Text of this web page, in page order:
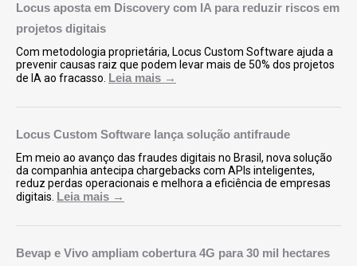
Locus aposta em Discovery com IA para reduzir riscos em
projetos digitais
Com metodologia proprietária, Locus Custom Software ajuda a
prevenir causas raiz que podem levar mais de 50% dos projetos
de IA ao fracasso. Leia mais →
Locus Custom Software lança solução antifraude
Em meio ao avanço das fraudes digitais no Brasil, nova solução
da companhia antecipa chargebacks com APIs inteligentes,
reduz perdas operacionais e melhora a eficiência de empresas
digitais. Leia mais →
Bevap e Vivo ampliam cobertura 4G para 30 mil hectares